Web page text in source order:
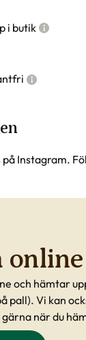
i butik
Instagram.
och hämtar
pall). Vi kan
när du